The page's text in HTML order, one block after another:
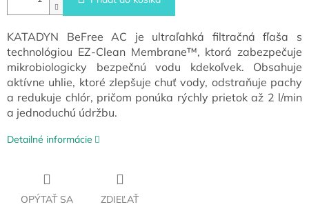
KATADYN BeFree AC je ultraľahká filtračná fľaša s
technológiou EZ-Clean Membrane™, ktorá zabezpečuje
mikrobiologicky bezpečnú vodu kdekoľvek. Obsahuje
aktívne uhlie, ktoré zlepšuje chuť vody, odstraňuje pachy
a redukuje chlór, pričom ponúka rýchly prietok až 2 l/min
a jednoduchú údržbu.
Detailné informácie
OPÝTAŤ SA ZDIEĽAŤ